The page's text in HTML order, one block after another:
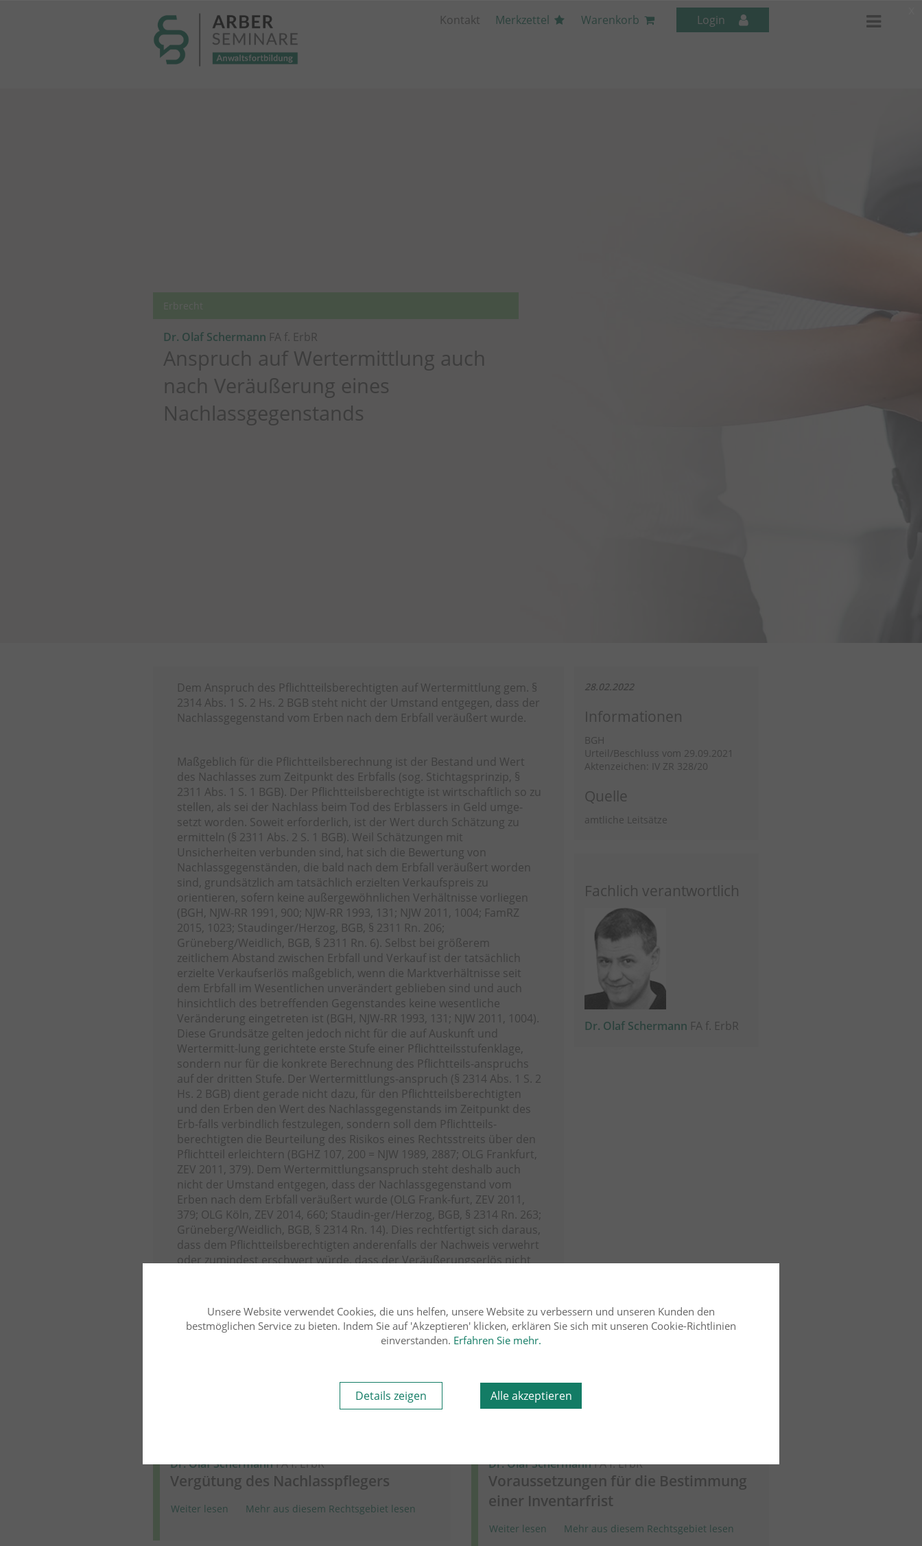
Kontakt Merkzettel Warenkorb Login
Dr. Olaf Schermann FA f. ErbR
Anspruch auf Wertermittlung auch
nach Veräußerung eines
Nachlassgegenstands
Dem Anspruch des Pflichtteilsberechtigten auf Wertermittlung gem. §
2314 Abs. 1 S. 2 Hs. 2 BGB steht nicht der Umstand entgegen, dass der
Nachlassgegenstand vom Erben nach dem Erbfall veräußert wurde.
Maßgeblich für die Pflichtteilsberechnung ist der Bestand und Wert
des Nachlasses zum Zeitpunkt des Erbfalls (sog. Stichtagsprinzip, §
2311 Abs. 1 S. 1 BGB). Der Pflichtteilsberechtigte ist wirtschaftlich so zu
stellen, als sei der Nachlass beim Tod des Erblassers in Geld umge-
setzt worden. Soweit erforderlich, ist der Wert durch Schätzung zu
ermitteln (§ 2311 Abs. 2 S. 1 BGB). Weil Schätzungen mit
Unsicherheiten verbunden sind, hat sich die Bewertung von
Nachlassgegenständen, die bald nach dem Erbfall veräußert worden
sind, grundsätzlich am tatsächlich erzielten Verkaufspreis zu
orientieren, sofern keine außergewöhnlichen Verhältnisse vorliegen
(BGH, NJW-RR 1991, 900; NJW-RR 1993, 131; NJW 2011, 1004; FamRZ
2015, 1023; Staudinger/Herzog, BGB, § 2311 Rn. 206;
Grüneberg/Weidlich, BGB, § 2311 Rn. 6). Selbst bei größerem
zeitlichem Abstand zwischen Erbfall und Verkauf ist der tatsächlich
erzielte Verkaufserlös maßgeblich, wenn die Marktverhältnisse seit
dem Erbfall im Wesentlichen unverändert geblieben sind und auch
hinsichtlich des betreffenden Gegenstandes keine wesentliche
Veränderung eingetreten ist (BGH, NJW-RR 1993, 131; NJW 2011, 1004).
Diese Grundsätze gelten jedoch nicht für die auf Auskunft und
Wertermitt-lung gerichtete erste Stufe einer Pflichtteilsstufenklage,
sondern nur für die konkrete Berechnung des Pflichtteils-anspruchs
auf der dritten Stufe. Der Wertermittlungs-anspruch (§ 2314 Abs. 1 S. 2
Hs. 2 BGB) dient gerade nicht dazu, für den Pflichtteilsberechtigten
und den Erben den Wert des Nachlassgegenstands im Zeitpunkt des
Erb-falls verbindlich festzulegen, sondern soll dem Pflichtteils-
berechtigten die Beurteilung des Risikos eines Rechtsstreits über den
Pflichtteil erleichtern (BGHZ 107, 200 = NJW 1989, 2887; OLG Frankfurt,
ZEV 2011, 379). Dem Wertermittlungsanspruch steht deshalb auch
nicht der Umstand entgegen, dass der Nachlassgegenstand vom
Erben nach dem Erbfall veräußert wurde (OLG Frank-furt, ZEV 2011,
379; OLG Köln, ZEV 2014, 660; Staudin-ger/Herzog, BGB, § 2314 Rn. 263;
Grüneberg/Weidlich, BGB, § 2314 Rn. 14). Dies rechtfertigt sich daraus,
dass dem Pflichtteilsberechtigten anderenfalls der Nachweis verwehrt
oder zumindest erschwert würde, dass der Veräußerungserlös nicht
28.02.2022
Informationen
BGH
Urteil/Beschluss vom 29.09.2021
Aktenzeichen: IV ZR 328/20
Quelle
amtliche Leitsätze
Fachlich verantwortlich
Dr. Olaf Schermann FA f. ErbR
Mehr zu diesem Rechtsgebiet
Dr. Olaf SchermannFA f. ErbR
Vergütung des Nachlasspflegers
Weiter lesen Mehr aus diesem Rechtsgebiet lesen
Dr. Olaf SchermannFA f. ErbR
Voraussetzungen für die Bestimmung
einer Inventarfrist
Weiter lesen Mehr aus diesem Rechtsgebiet lesen
Unsere Website verwendet Cookies, die uns helfen, unsere Website zu verbessern und unseren Kunden den
bestmöglichen Service zu bieten. Indem Sie auf 'Akzeptieren' klicken, erklären Sie sich mit unseren Cookie-Richtlinien
einverstanden. Erfahren Sie mehr.
Details zeigen Alle akzeptieren